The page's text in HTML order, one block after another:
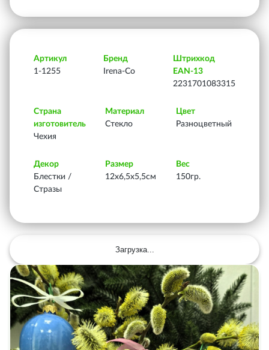
Артикул
1-1255
Бренд
Irena-Co
Штрихкод
EAN-13
2231701083315
Страна
изготовитель
Чехия
Материал
Стекло
Цвет
Разноцветный
Декор
Блестки /
Стразы
Размер
12х6,5х5,5см
Вес
150гр.
Загрузка...